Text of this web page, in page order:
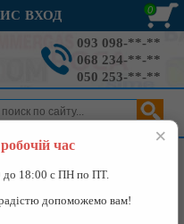
ВХОД 0
093 098-**-**
068 234-**-**
050 253-**-**
»АТОН АОГВМ-10ЕВ
×
час
до 18:00 с ПН по ПТ.
допоможемо вам!